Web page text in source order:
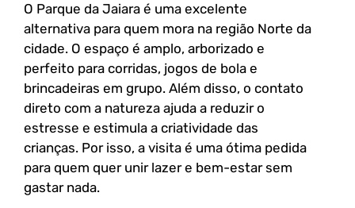
O Parque da Jaiara é uma excelente
alternativa para quem mora na região Norte da
cidade. O espaço é amplo, arborizado e
perfeito para corridas, jogos de bola e
brincadeiras em grupo. Além disso, o contato
direto com a natureza ajuda a reduzir o
estresse e estimula a criatividade das
crianças. Por isso, a visita é uma ótima pedida
para quem quer unir lazer e bem-estar sem
gastar nada.